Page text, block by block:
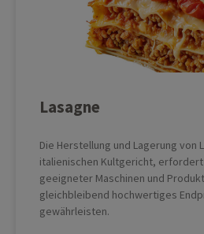
Lasagne
Die Herstellung und Lagerung von
italienischen Kultgericht, erfordert
geeigneter Maschinen und
gleichbleibend hochwertiges
gewährleisten.